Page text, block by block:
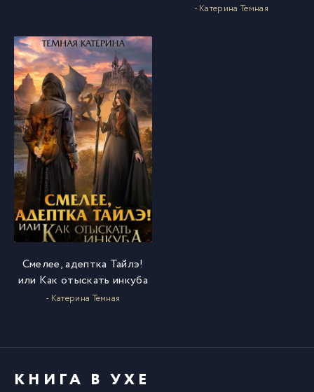
- Катерина Темная
Смелее, адептка Тайлэ!
или Как отыскать инкуба
- Катерина Темная
КНИГА В УХЕ